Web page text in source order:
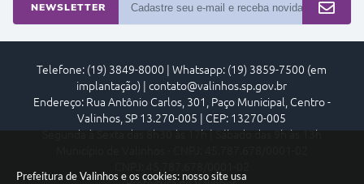
Prefeitura de Valinhos e os cookies: nosso site usa
NEWSLETTER
Telefone: (19) 3849-8000 | Whatsapp: (19) 3859-7500 (em
implantação) | contato@valinhos.sp.gov.br
Endereço: Rua Antônio Carlos, 301, Paço Municipal, Centro -
Valinhos, SP 13.270-005 | CEP: 13270-005
Segunda à Sexta das 8h30 às 17h | Sábado das 9h às 13h